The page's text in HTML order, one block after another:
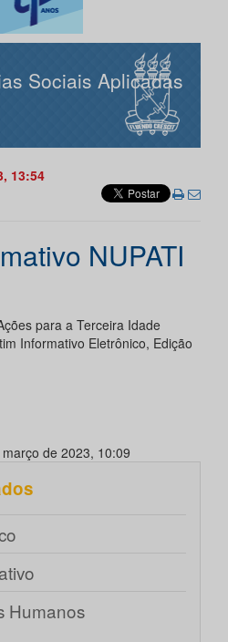
Sociais Aplicadas
13:54
NUPATI
para a Terceira Idade
Informativo Eletrônico, Edição
de 2023, 10:09
Humanos